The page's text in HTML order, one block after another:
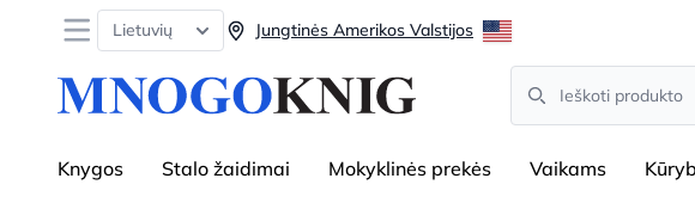
Open menu
Lietuvių Jungtinės Amerikos Valstijos
Search
Knygos Stalo žaidimai Mokyklinės prekės Vaikams